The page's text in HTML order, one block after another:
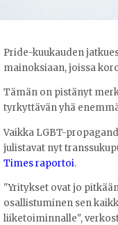
Pride-kuukauden
mainoksiaan, joissa
Tämän on pistänyt
tyrkyttävän yhä
Vaikka LGBT-
julistavat nyt
Times raportoi.
"Yritykset ovat jo
osallistuminen sen
liiketoiminnalle",